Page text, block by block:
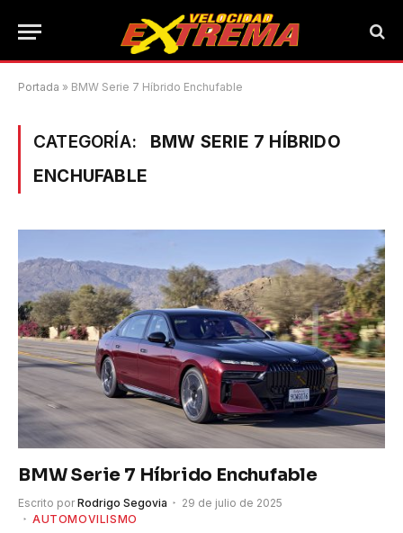
Portada » BMW Serie 7 Híbrido Enchufable
CATEGORÍA:
BMW SERIE 7 HÍBRIDO
ENCHUFABLE
BMW Serie 7 Híbrido Enchufable
Escrito por Rodrigo Segovia
29 de julio de 2025
AUTOMOVILISMO